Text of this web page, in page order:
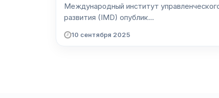
Международный институт
развития (IMD) опублик...
10 сентября 2025